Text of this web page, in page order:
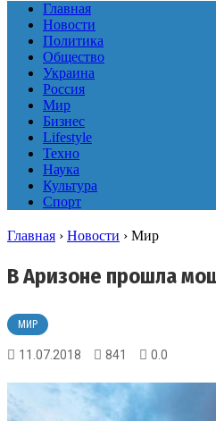
Главная
Новости
Политика
Общество
Украина
Россия
Мир
Бизнес
Lifestyle
Техно
Наука
Культура
Спорт
Главная › Новости › Мир
В Аризоне прошла
МИР
11.07.2018 841 0.0